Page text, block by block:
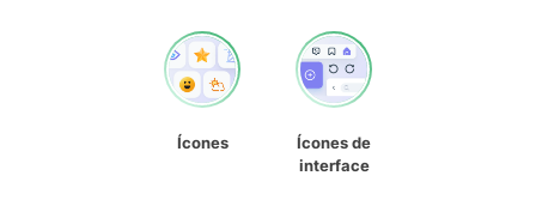
Ícones
Ícones de
interface